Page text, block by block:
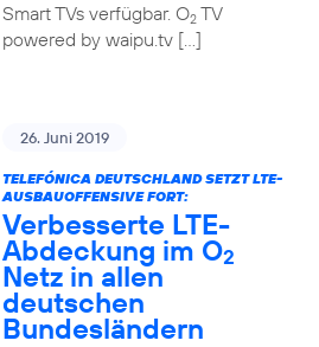
Smart TVs verfügbar. O2TV
powered by waipu.tv […]
26. Juni 2019
TELEFÓNICA DEUTSCHLAND SETZT LTE-
AUSBAUOFFENSIVE FORT:
Verbesserte LTE-
Abdeckung im O2
Netz in allen
deutschen
Bundesländern